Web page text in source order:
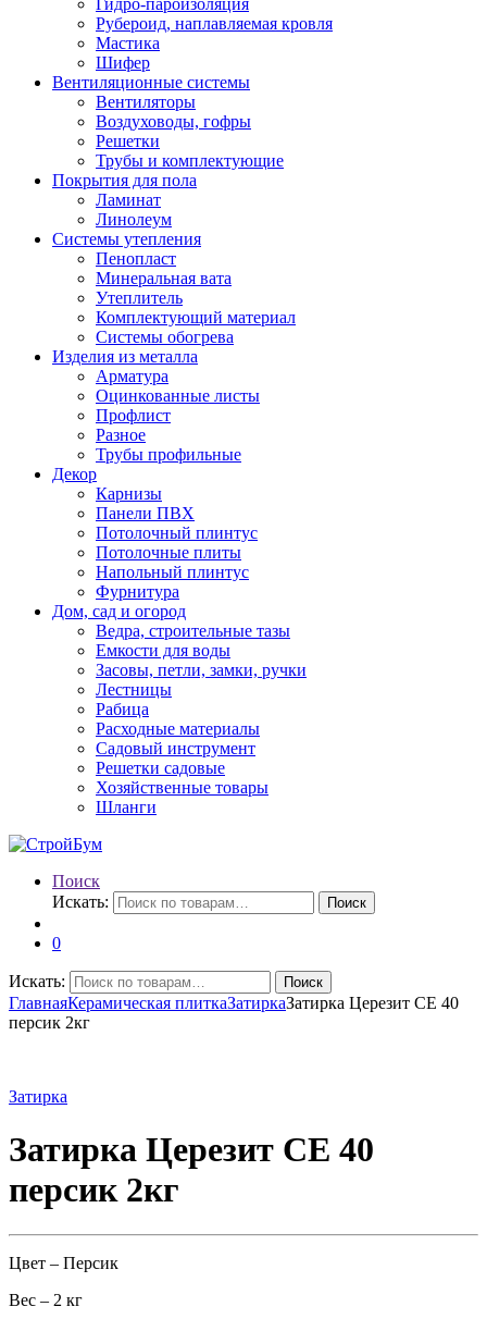
Гидро-пароизоляция
Рубероид, наплавляемая кровля
Мастика
Шифер
Вентиляционные системы
Вентиляторы
Воздуховоды, гофры
Решетки
Трубы и комплектующие
Покрытия для пола
Ламинат
Линолеум
Системы утепления
Пенопласт
Минеральная вата
Утеплитель
Комплектующий материал
Системы обогрева
Изделия из металла
Арматура
Оцинкованные листы
Профлист
Разное
Трубы профильные
Декор
Карнизы
Панели ПВХ
Потолочный плинтус
Потолочные плиты
Напольный плинтус
Фурнитура
Дом, сад и огород
Ведра, строительные тазы
Емкости для воды
Засовы, петли, замки, ручки
Лестницы
Рабица
Расходные материалы
Садовый инструмент
Решетки садовые
Хозяйственные товары
Шланги
Поиск
Искать:
Поиск
0
Искать: Поиск
ГлавнаяКерамическая плиткаЗатиркаЗатирка Церезит СЕ 40
персик 2кг
Затирка
Затирка Церезит СЕ 40
персик 2кг
Цвет – Персик
Вес – 2 кг